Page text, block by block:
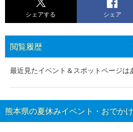
シェアする シェア
閲覧履歴
最近見たイベント＆スポットページは
熊本県の夏休みイベント・おでか